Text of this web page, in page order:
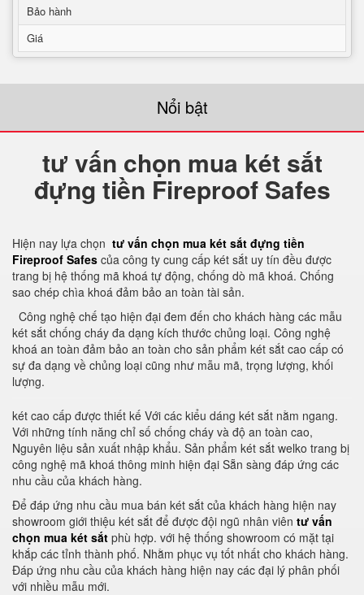
Bảo hành
Giá
Nổi bật
tư vấn chọn mua két sắt
đựng tiền Fireproof Safes
Hiện nay lựa chọn tư vấn chọn mua két sắt đựng tiền
Fireproof Safes của công ty cung cấp két sắt uy tín đều được
trang bị hệ thống mã khoá tự động, chống dò mã khoá. Chống
sao chép chìa khoá đảm bảo an toàn tài sản.
Công nghệ chế tạo hiện đại đem đến cho khách hàng các mẫu
két sắt chống cháy đa dạng kích thước chủng loại. Công nghệ
khoá an toàn đảm bảo an toàn cho sản phẩm két sắt cao cấp có
sự đa dạng về chủng loại cũng như mẫu mã, trọng lượng, khối
lượng.
két cao cấp được thiết kế Với các kiểu dáng két sắt nằm ngang.
Với những tính năng chỉ số chống cháy và độ an toàn cao,
Nguyên liệu sản xuất nhập khẩu. Sản phẩm két sắt welko trang bị
công nghệ mã khoá thông minh hiện đại Sẵn sàng đáp ứng các
nhu cầu của khách hàng.
Để đáp ứng nhu cầu mua bán két sắt của khách hàng hiện nay
showroom giới thiệu két sắt để được đội ngũ nhân viên tư vấn
chọn mua két sắt phù hợp. với hệ thống showroom có mặt tại
khắp các tỉnh thành phố. Nhằm phục vụ tốt nhất cho khách hàng.
Đáp ứng nhu cầu của khách hàng hiện nay các đại lý phân phối
với nhiều mẫu mới.